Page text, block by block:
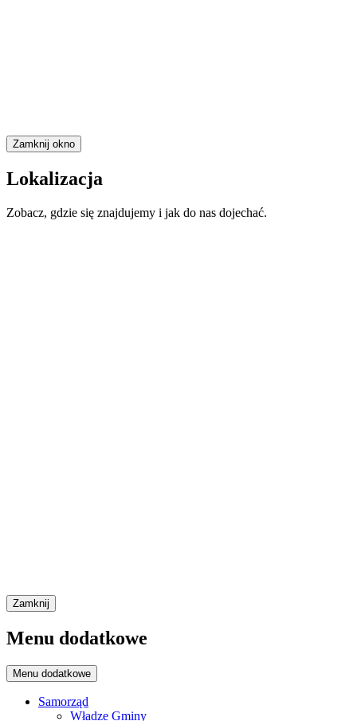
Zamknij okno
Lokalizacja
Zobacz, gdzie się znajdujemy i jak do nas dojechać.
Zamknij
Menu dodatkowe
Menu dodatkowe
Samorząd
Władze Gminy